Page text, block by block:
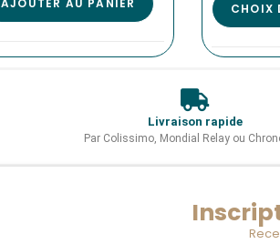
AJOUTER AU PANIER CHOIX
Livraison rapide
Par Colissimo, Mondial Relay ou